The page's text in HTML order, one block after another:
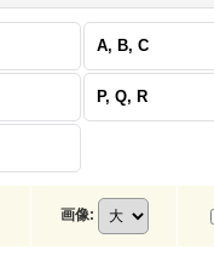
A, B, C
P, Q, R
画像: